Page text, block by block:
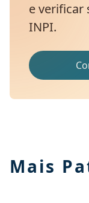
e verificar
INPI.
Mais